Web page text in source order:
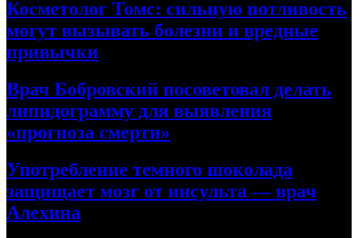
Косметолог Томс: сильную потливость
могут вызывать болезни и вредные
привычки
Врач Бобровский посоветовал делать
липидограмму для выявления
«прогноза смерти»
Употребление темного шоколада
защищает мозг от инсульта — врач
Алехина